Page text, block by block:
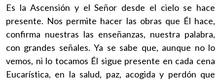
Es la Ascensión y el Señor desde el cielo se hace
presente. Nos permite hacer las obras que Él hace,
confirma nuestras las enseñanzas, nuestra palabra,
con grandes señales. Ya se sabe que, aunque no lo
vemos, ni lo tocamos Él sigue presente en cada cena
Eucarística, en la salud, paz, acogida y perdón que